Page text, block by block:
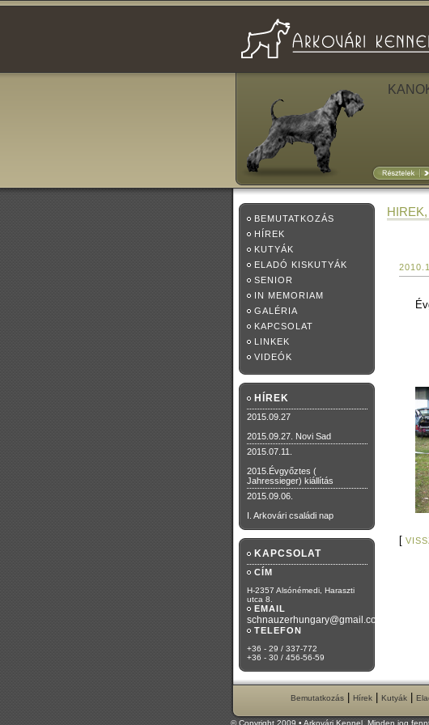
BEMUTATKOZÁS
HÍREK
KUTYÁK
ELADÓ KISKUTYÁK
SENIOR
IN MEMORIAM
GALÉRIA
KAPCSOLAT
LINKEK
VIDEÓK
HÍREK
2015.09.27
2015.09.27. Novi Sad
2015.07.11.
2015.Évgyőztes (
Jahressieger) kiállítás
2015.09.06.
I. Arkovári családi nap
KAPCSOLAT
CÍM
H-2357 Alsónémedi, Haraszti
utca 8.
EMAIL
schnauzerhungary@gmail.com
TELEFON
+36 - 29 / 337-772
+36 - 30 / 456-56-59
[
Bemutatkozás| Hírek| Kutyák|
© Copyright 2009 • Arkovári Kennel. Minden jog